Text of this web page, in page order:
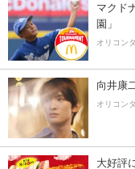
マクド
園」
オリコン
向井康
オリコン
大好評